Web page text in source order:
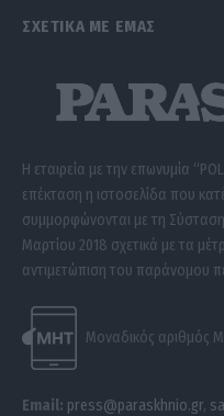
ΣΧΕΤΙΚΑ ΜΕ ΕΜΑΣ
Η εταιρεία με την επωνυμία
επέκταση η ιστοσελίδα που
συμμορφώνονται με τη
Μαρτίου 2018 σχετικά με τα
αντιμετώπιση του παράνομου
Μοναδικός αριθμός
Email: press@paraskhnio.gr,